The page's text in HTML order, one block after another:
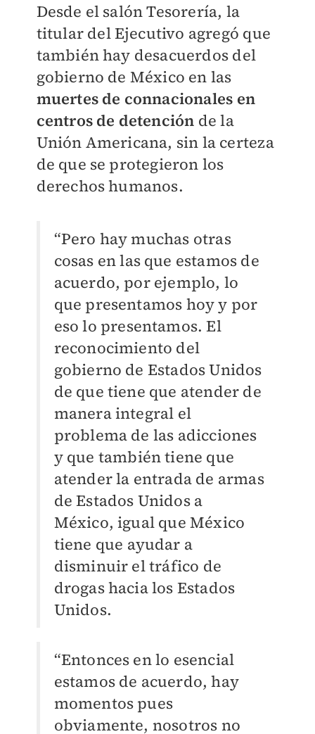
Desde el salón Tesorería, la
titular del Ejecutivo agregó que
también hay desacuerdos del
gobierno de México en las
muertes de connacionales en
centros de detención de la
Unión Americana, sin la certeza
de que se protegieron los
derechos humanos.
“Pero hay muchas otras
cosas en las que estamos de
acuerdo, por ejemplo, lo
que presentamos hoy y por
eso lo presentamos. El
reconocimiento del
gobierno de Estados Unidos
de que tiene que atender de
manera integral el
problema de las adicciones
y que también tiene que
atender la entrada de armas
de Estados Unidos a
México, igual que México
tiene que ayudar a
disminuir el tráfico de
drogas hacia los Estados
Unidos.
“Entonces en lo esencial
estamos de acuerdo, hay
momentos pues
obviamente, nosotros no